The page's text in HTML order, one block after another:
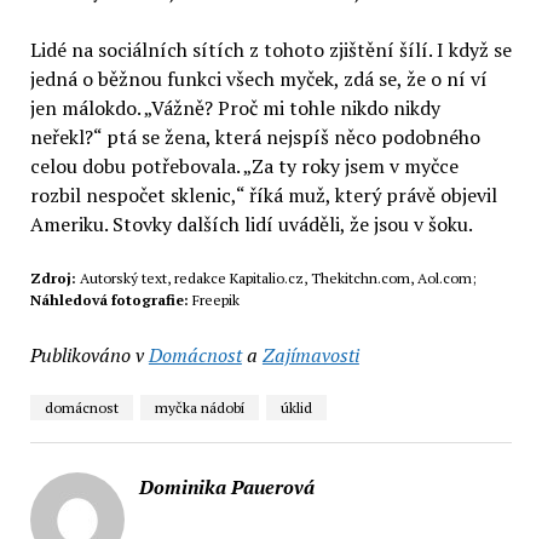
Lidé na sociálních sítích z tohoto zjištění šílí. I když se
jedná o běžnou funkci všech myček, zdá se, že o ní ví
jen málokdo. „Vážně? Proč mi tohle nikdo nikdy
neřekl?“ ptá se žena, která nejspíš něco podobného
celou dobu potřebovala. „Za ty roky jsem v myčce
rozbil nespočet sklenic,“ říká muž, který právě objevil
Ameriku. Stovky dalších lidí uváděli, že jsou v šoku.
Zdroj: Autorský text, redakce Kapitalio.cz, Thekitchn.com, Aol.com;
Náhledová fotografie: Freepik
Publikováno vDomácnosta Zajímavosti
domácnost myčka nádobí úklid
Dominika Pauerová